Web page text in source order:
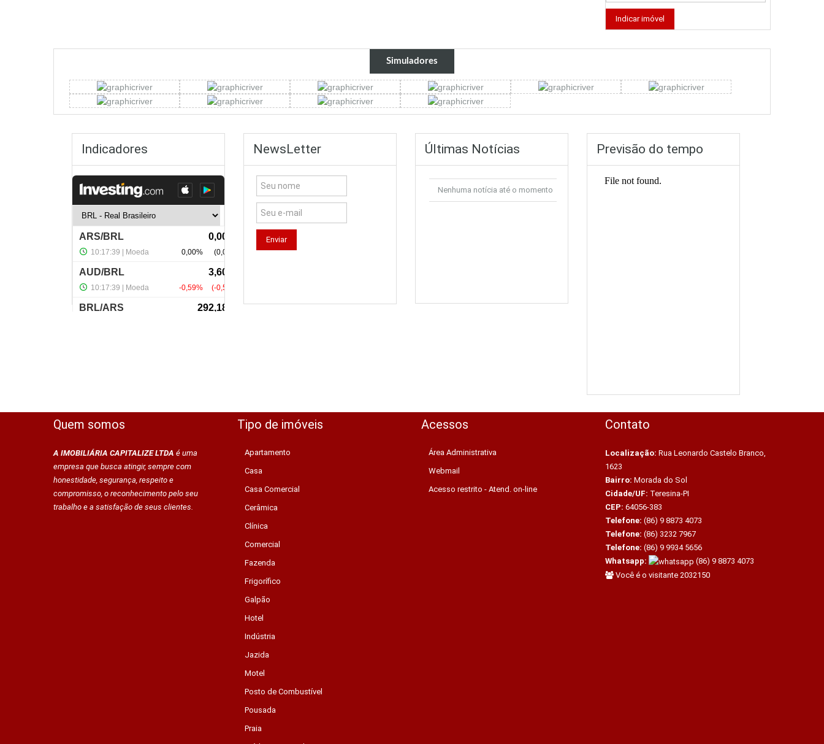
Simuladores
Indicadores NewsLetter Últimas Notícias
Nenhuma notícia até o momento
Previsão do tempo
Quem somos
A IMOBILIÁRIA CAPITALIZE LTDA é uma
empresa que busca atingir, sempre com
honestidade, segurança, respeito e
compromisso, o reconhecimento pelo seu
trabalho e a satisfação de seus clientes.
Tipo de imóveis
Apartamento
Casa
Casa Comercial
Cerâmica
Clínica
Comercial
Fazenda
Frigorífico
Galpão
Hotel
Indústria
Jazida
Motel
Posto de Combustível
Pousada
Praia
Acessos
Área Administrativa
Webmail
Acesso restrito - Atend. on-line
Contato
Localização: Rua Leonardo Castelo Branco,
1623
Bairro: Morada do Sol
Cidade/UF: Teresina-PI
CEP: 64056-383
Telefone: (86) 9 8873 4073
Telefone: (86) 3232 7967
Telefone: (86) 9 9934 5656
Whatsapp:
(86) 9 8873 4073
Você é o visitante 2032150